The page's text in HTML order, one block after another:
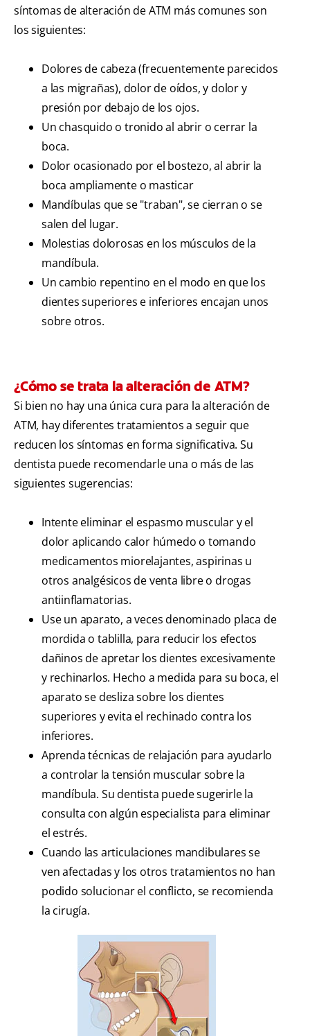
síntomas de alteración de ATM más comunes son
los siguientes:
Dolores de cabeza (frecuentemente parecidos
a las migrañas), dolor de oídos, y dolor y
presión por debajo de los ojos.
Un chasquido o tronido al abrir o cerrar la
boca.
Dolor ocasionado por el bostezo, al abrir la
boca ampliamente o masticar
Mandíbulas que se "traban", se cierran o se
salen del lugar.
Molestias dolorosas en los músculos de la
mandíbula.
Un cambio repentino en el modo en que los
dientes superiores e inferiores encajan unos
sobre otros.
¿Cómo se trata la alteración de ATM?
Si bien no hay una única cura para la alteración de
ATM, hay diferentes tratamientos a seguir que
reducen los síntomas en forma significativa. Su
dentista puede recomendarle una o más de las
siguientes sugerencias:
Intente eliminar el espasmo muscular y el
dolor aplicando calor húmedo o tomando
medicamentos miorelajantes, aspirinas u
otros analgésicos de venta libre o drogas
antiinflamatorias.
Use un aparato, a veces denominado placa de
mordida o tablilla, para reducir los efectos
dañinos de apretar los dientes excesivamente
y rechinarlos. Hecho a medida para su boca, el
aparato se desliza sobre los dientes
superiores y evita el rechinado contra los
inferiores.
Aprenda técnicas de relajación para ayudarlo
a controlar la tensión muscular sobre la
mandíbula. Su dentista puede sugerirle la
consulta con algún especialista para eliminar
el estrés.
Cuando las articulaciones mandibulares se
ven afectadas y los otros tratamientos no han
podido solucionar el conflicto, se recomienda
la cirugía.